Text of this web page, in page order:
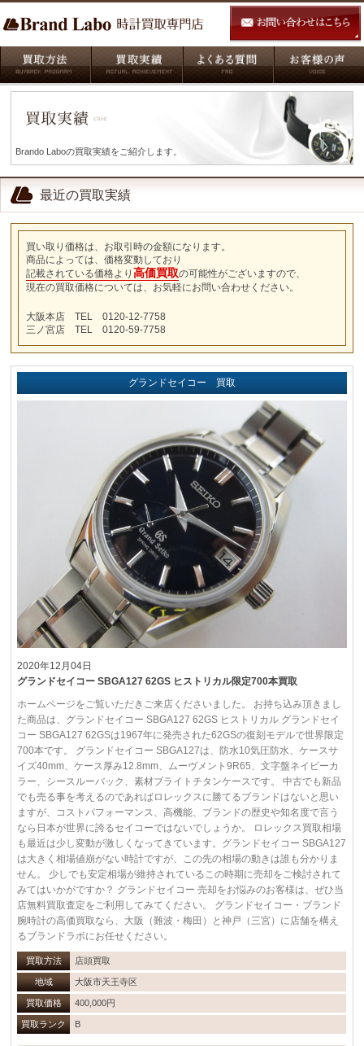
Brando Laboの買取実績をご紹介します。
最近の買取実績
買い取り価格は、お取引時の金額になります。
商品によっては、価格変動しており
記載されている価格より 高価買取の可能性がございますので、
現在の買取価格については、お気軽にお問い合わせください。
大阪本店 TEL 0120-12-7758
三ノ宮店 TEL 0120-59-7758
グランドセイコー 買取
2020年12月04日
グランドセイコー SBGA127 62GS ヒストリカル限定700本買取
ホームページをご覧いただきご来店くださいました。 お持ち込み頂きまし
た商品は、グランドセイコー SBGA127 62GS ヒストリカル グランドセイ
コー SBGA127 62GSは1967年に発売された62GSの復刻モデルで世界限定
700本です。 グランドセイコー SBGA127は、防水10気圧防水、ケースサ
イズ40mm、ケース厚み12.8mm、ムーヴメント9R65、文字盤ネイビーカ
ラー、シースルーバック、素材ブライトチタンケースです。 中古でも新品
でも売る事を考えるのであればロレックスに勝てるブランドはないと思い
ますが、コストパフォーマンス、高機能、ブランドの歴史や知名度で言う
なら日本が世界に誇るセイコーではないでしょうか。 ロレックス買取相場
も最近は少し変動が激しくなってきています。グランドセイコー SBGA127
は大きく相場値崩がない時計ですが、この先の相場の動きは誰も分かりま
せん。 少しでも安定相場が維持されているこの時期に売却をご検討されて
みてはいかがですか？ グランドセイコー 売却をお悩みのお客様は、ぜひ当
店無料買取査定をご利用してみてください。 グランドセイコー・ブランド
腕時計の高価買取なら、大阪（難波・梅田）と神戸（三宮）に店舗を構え
るブランドラボにお任せください。
買取方法 店頭買取
地域 大阪市天王寺区
買取価格 400,000円
買取ランク B